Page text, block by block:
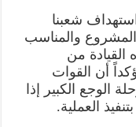
شعبنا
المشروع والمناسب
من
أن القوات
الوجع الكبير إذا
العملية.